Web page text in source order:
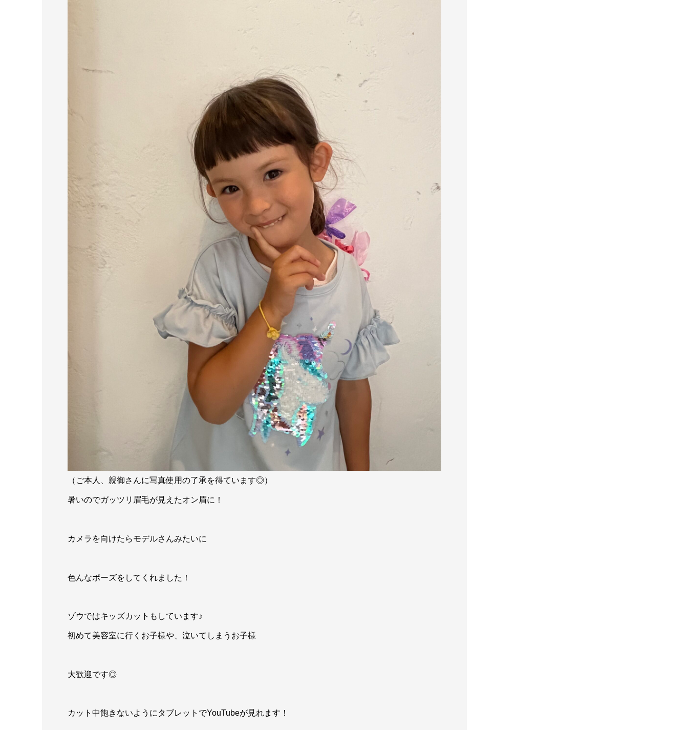
（ご本人、親御さんに写真使用の了承を得ています◎）
暑いのでガッツリ眉毛が見えたオン眉に！
カメラを向けたらモデルさんみたいに
色んなポーズをしてくれました！
ゾウではキッズカットもしています♪
初めて美容室に行くお子様や、泣いてしまうお子様
大歓迎です◎
カット中飽きないようにタブレットでYouTubeが見れます！